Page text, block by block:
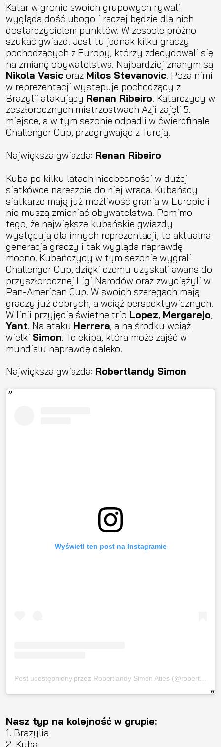
Katar w gronie swoich grupowych rywali
wygląda dość ubogo i raczej będzie dla nich
dostarczycielem punktów. W zespole próżno
szukać gwiazd. Jest tu jednak kilku graczy
pochodzących z Europy, którzy zdecydowali się
na zmianę obywatelstwa. Najbardziej znanym są
Nikola Vasic oraz Milos Stevanovic. Poza nimi
w reprezentacji występuje pochodzący z
Brazylii atakujący Renan Ribeiro. Katarczycy w
zeszłorocznych mistrzostwach Azji zajęli 5.
miejsce, a w tym sezonie odpadli w ćwierćfinale
Challenger Cup, przegrywając z Turcją.
Największa gwiazda: Renan Ribeiro
Kuba po kilku latach nieobecności w dużej
siatkówce nareszcie do niej wraca. Kubańscy
siatkarze mają już możliwość grania w Europie i
nie muszą zmieniać obywatelstwa. Pomimo
tego, że największe kubańskie gwiazdy
występują dla innych reprezentacji, to aktualna
generacja graczy i tak wygląda naprawdę
mocno. Kubańczycy w tym sezonie wygrali
Challenger Cup, dzięki czemu uzyskali awans do
przyszłorocznej Ligi Narodów oraz zwyciężyli w
Pan-American Cup. W swoich szeregach mają
graczy już dobrych, a wciąż perspektywicznych.
W linii przyjęcia świetne trio Lopez, Mergarejo,
Yant. Na ataku Herrera, a na środku wciąż
wielki Simon. To ekipa, która może zajść w
mundialu naprawdę daleko.
Największa gwiazda: Robertlandy Simon
Wyświetl ten post na Instagramie
Post udostępniony przez Robertlandy Simon Aties (@robertlandy13)
Nasz typ na kolejność w grupie:
1. Brazylia
2. Kuba